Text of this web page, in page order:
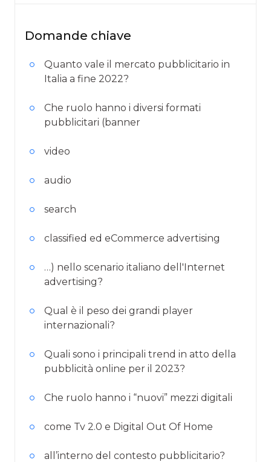
Domande chiave
Quanto vale il mercato pubblicitario in
Italia a fine 2022?
Che ruolo hanno i diversi formati
pubblicitari (banner
video
audio
search
classified ed eCommerce advertising
…) nello scenario italiano dell'Internet
advertising?
Qual è il peso dei grandi player
internazionali?
Quali sono i principali trend in atto della
pubblicità online per il 2023?
Che ruolo hanno i “nuovi” mezzi digitali
come Tv 2.0 e Digital Out Of Home
all’interno del contesto pubblicitario?